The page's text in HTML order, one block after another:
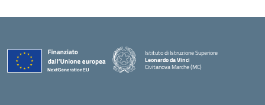
Istituto di Istruzione Superiore
Leonardo da Vinci
Civitanova Marche (MC)